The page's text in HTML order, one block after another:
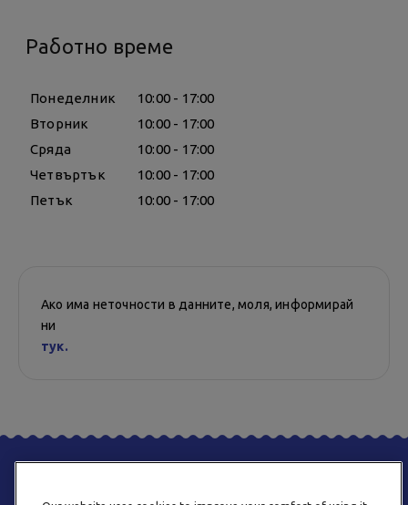
Работно време
Понеделник
10:00 - 17:00
Вторник
10:00 - 17:00
Сряда
10:00 - 17:00
Четвъртък
10:00 - 17:00
Петък
10:00 - 17:00
Ако има неточности в данните, моля, информирай
ни
тук.